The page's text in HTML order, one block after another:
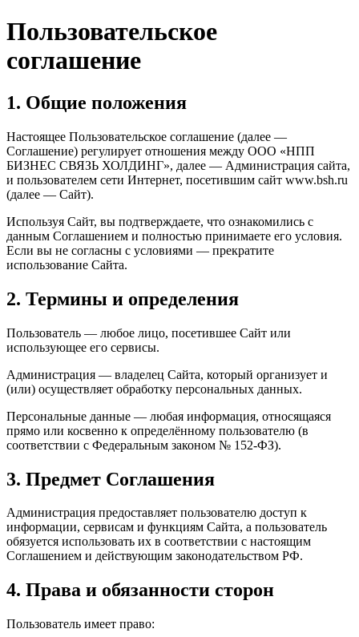
Пользовательское
соглашение
1. Общие положения
Настоящее Пользовательское соглашение (далее —
Соглашение) регулирует отношения между ООО «НПП
БИЗНЕС СВЯЗЬ ХОЛДИНГ», далее — Администрация сайта,
и пользователем сети Интернет, посетившим сайт www.bsh.ru
(далее — Сайт).
Используя Сайт, вы подтверждаете, что ознакомились с
данным Соглашением и полностью принимаете его условия.
Если вы не согласны с условиями — прекратите
использование Сайта.
2. Термины и определения
Пользователь — любое лицо, посетившее Сайт или
использующее его сервисы.
Администрация — владелец Сайта, который организует и
(или) осуществляет обработку персональных данных.
Персональные данные — любая информация, относящаяся
прямо или косвенно к определённому пользователю (в
соответствии с Федеральным законом № 152-ФЗ).
3. Предмет Соглашения
Администрация предоставляет пользователю доступ к
информации, сервисам и функциям Сайта, а пользователь
обязуется использовать их в соответствии с настоящим
Соглашением и действующим законодательством РФ.
4. Права и обязанности сторон
Пользователь имеет право: